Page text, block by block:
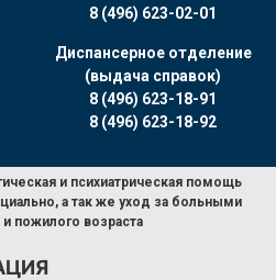
8 (496) 623-02-01
Диспансерное отделение
(выдача справок)
8 (496) 623-18-91
8 (496) 623-18-92
и психиатрическая помощь
а так же уход за больными
и пожилого возраста